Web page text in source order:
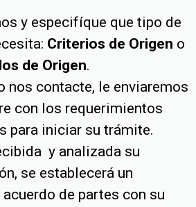
y especifíque que tipo de
Criterios de Origen o
de Origen.
nos contacte, le enviaremos
con los requerimientos
para iniciar su trámite.
y analizada su
se establecerá un
de partes con su